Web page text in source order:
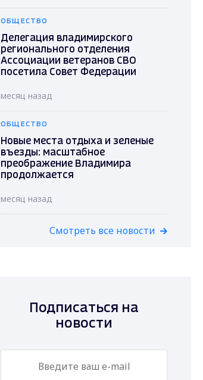
ОБЩЕСТВО
Делегация владимирского
регионального отделения
Ассоциации ветеранов СВО
посетила Совет Федерации
месяц назад
ОБЩЕСТВО
Новые места отдыха и зеленые
въезды: масштабное
преображение Владимира
продолжается
месяц назад
Смотреть все новости
Подписаться на
новости